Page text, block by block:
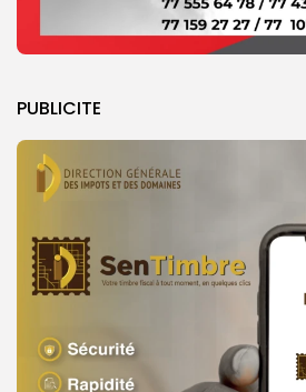
PUBLICITE